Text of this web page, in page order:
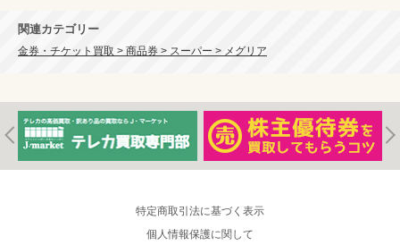
関連カテゴリー
金券・チケット買取 > 商品券 > スーパー > メグリア
特定商取引法に基づく表示
個人情報保護に関して